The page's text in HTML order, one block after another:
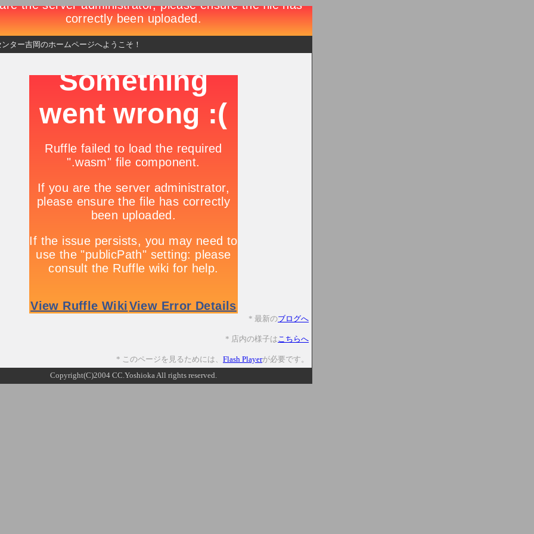
ター吉岡のホームページへようこそ！
* 最新のブログへ
* 店内の様子はこちらへ
* このページを見るためには、 Flash Playerが必要です。
Copyright(C)2004 CC.Yoshioka All rights reserved.